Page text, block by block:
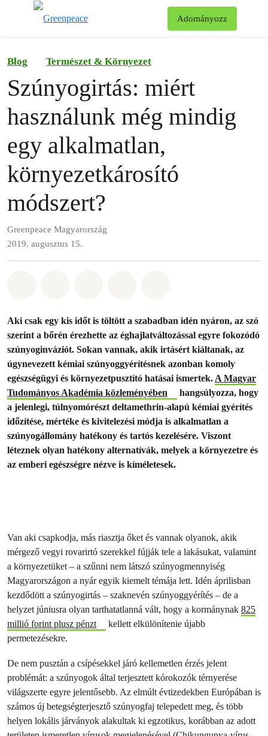
Adományozz
Blog Természet & Környezet
Szúnyogirtás: miért
használunk még mindig
egy alkalmatlan,
környezetkárosító
módszert?
Greenpeace Magyarország
2019. augusztus 15.
Aki csak egy kis időt is töltött a szabadban idén nyáron, az szó
szerint a bőrén érezhette az éghajlatváltozással egyre fokozódó
szúnyoginváziót. Sokan vannak, akik irtásért kiáltanak, az
úgynevezett kémiai szúnyoggyérítésnek azonban komoly
egészségügyi és környezetpusztító hatásai ismertek.A Magyar
Tudományos Akadémia közleményében
hangsúlyozza, hogy
a jelenlegi, túlnyomórészt deltamethrin-alapú kémiai gyérítés
időzítése, mértéke és kivitelezési módja is alkalmatlan a
szúnyogállomány hatékony és tartós kezelésére. Viszont
léteznek olyan hatékony alternatívák, melyek a környezetre és
az emberi egészségre nézve is kíméletesek.
Van aki csapkodja, más riasztja őket és vannak olyanok, akik
mérgező vegyi rovarirtó szerekkel fújják tele a lakásukat, valamint
a környezetüket – a szűnni nem látszó szúnyogmennyiség
Magyarországon a nyár egyik kiemelt témája lett. Idén áprilisban
kezdődött a szúnyogirtás – szaknevén szúnyoggyérítés – de a
helyzet júniusra olyan tarthatatlanná vált, hogy a kormánynak 825
millió forint plusz pénzt
kellett elkülönítenie újabb
permetezésekre.
De nem pusztán a csípésekkel járó kellemetlen érzés jelent
problémát: a szúnyogok által terjesztett kórokozók térnyerése
világszerte egyre jelentősebb. Az elmúlt évtizedekben Európában is
számos új betegségterjesztő szúnyogfaj telepedett meg, és több
helyen lokális járványok alakultak ki egzotikus, korábban az adott